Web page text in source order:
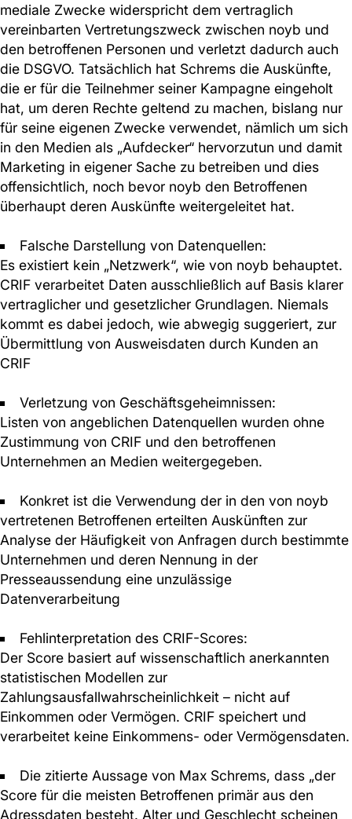
mediale Zwecke widerspricht dem vertraglich
vereinbarten Vertretungszweck zwischen noyb und
den betroffenen Personen und verletzt dadurch auch
die DSGVO. Tatsächlich hat Schrems die Auskünfte,
die er für die Teilnehmer seiner Kampagne eingeholt
hat, um deren Rechte geltend zu machen, bislang nur
für seine eigenen Zwecke verwendet, nämlich um sich
in den Medien als „Aufdecker“ hervorzutun und damit
Marketing in eigener Sache zu betreiben und dies
offensichtlich, noch bevor noyb den Betroffenen
überhaupt deren Auskünfte weitergeleitet hat.
Falsche Darstellung von Datenquellen:
Es existiert kein „Netzwerk“, wie von noyb behauptet.
CRIF verarbeitet Daten ausschließlich auf Basis klarer
vertraglicher und gesetzlicher Grundlagen. Niemals
kommt es dabei jedoch, wie abwegig suggeriert, zur
Übermittlung von Ausweisdaten durch Kunden an
CRIF
Verletzung von Geschäftsgeheimnissen:
Listen von angeblichen Datenquellen wurden ohne
Zustimmung von CRIF und den betroffenen
Unternehmen an Medien weitergegeben.
Konkret ist die Verwendung der in den von noyb
vertretenen Betroffenen erteilten Auskünften zur
Analyse der Häufigkeit von Anfragen durch bestimmte
Unternehmen und deren Nennung in der
Presseaussendung eine unzulässige
Datenverarbeitung
Fehlinterpretation des CRIF-Scores:
Der Score basiert auf wissenschaftlich anerkannten
statistischen Modellen zur
Zahlungsausfallwahrscheinlichkeit – nicht auf
Einkommen oder Vermögen. CRIF speichert und
verarbeitet keine Einkommens- oder Vermögensdaten.
Die zitierte Aussage von Max Schrems, dass „der
Score für die meisten Betroffenen primär aus den
Adressdaten besteht. Alter und Geschlecht scheinen